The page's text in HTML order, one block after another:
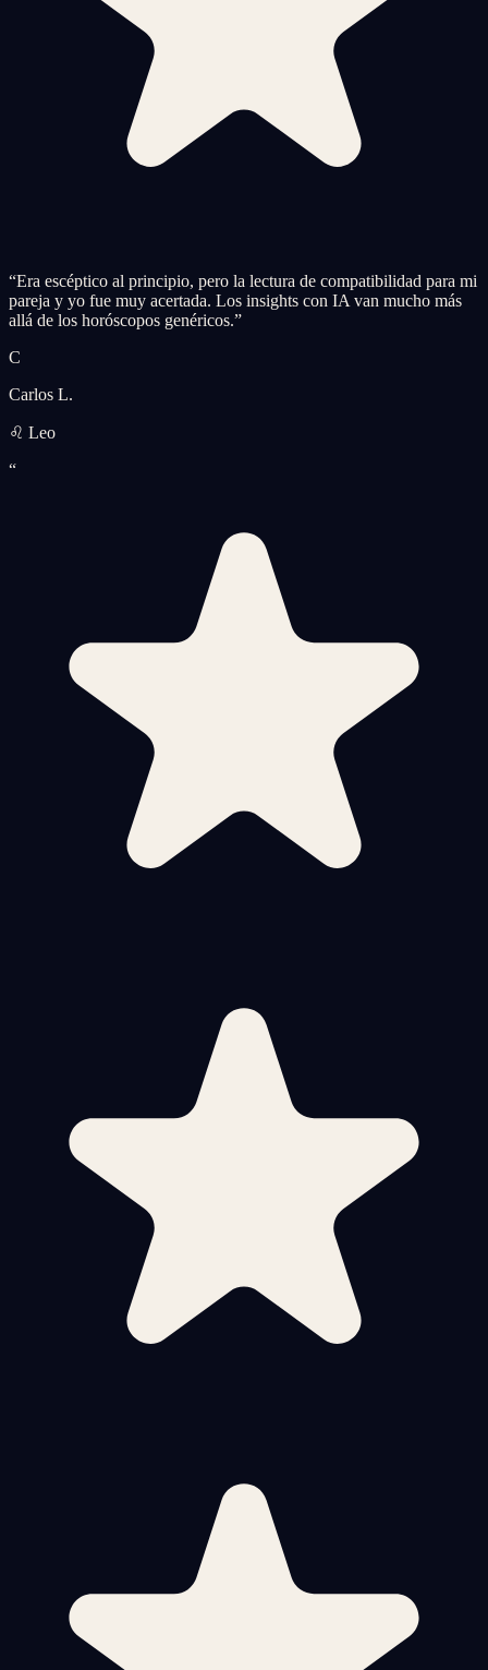
“Era escéptico al principio, pero la lectura de compatibilidad para mi
pareja y yo fue muy acertada. Los insights con IA van mucho más
allá de los horóscopos genéricos.”
C
Carlos L.
♌ Leo
“